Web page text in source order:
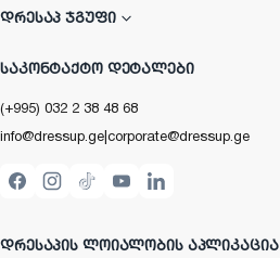
ᲓᲠᲔᲡᲐᲞ ᲯᲒᲣᲤᲘ
ᲡᲐᲙᲝᲜᲢᲐᲥᲢᲝ ᲓᲔᲢᲐᲚᲔᲑᲘ
(+995) 032 2 38 48 68
info@dressup.ge|corporate@dressup.ge
ᲓᲠᲔᲡᲐᲞᲘᲡ ᲚᲝᲘᲐᲚᲝᲑᲘᲡ ᲐᲞᲚᲘᲙᲐᲪᲘᲐ